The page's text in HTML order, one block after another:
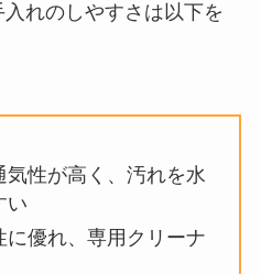
れのしやすさは以下を
気性が高く、汚れを水
い
に優れ、専用クリーナ